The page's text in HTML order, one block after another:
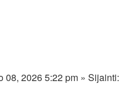
08, 2026 5:22 pm » Sijainti: